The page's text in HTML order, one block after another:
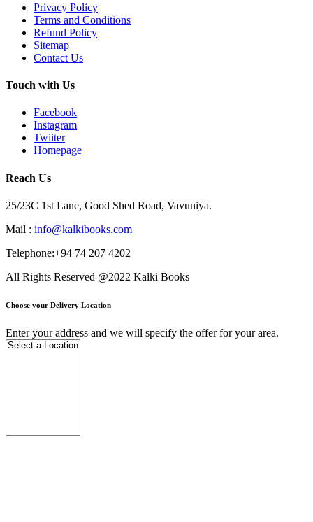
Privacy Policy
Terms and Conditions
Refund Policy
Sitemap
Contact Us
Touch with Us
Facebook
Instagram
Twiiter
Homepage
Reach Us
25/23C 1st Lane, Good Shed Road, Vavuniya.
Mail : info@kalkibooks.com
Telephone:+94 74 207 4202
All Rights Reserved @2022 Kalki Books
Choose your Delivery Location
Enter your address and we will specify the offer for your area.